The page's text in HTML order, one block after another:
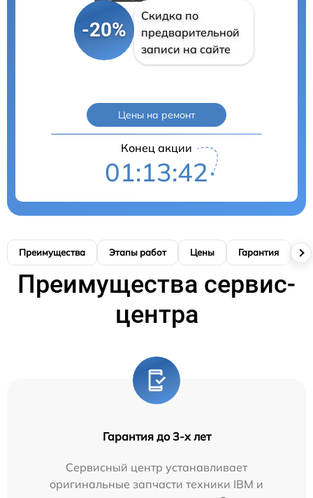
-20%
Скидка по
предварительной
записи на сайте
Цены на ремонт
Конец акции
01:13:41
Преимущества Этапы работ Цены Гарантия
Преимущества сервис-
центра
Гарантия до 3-х лет
Сервисный центр устанавливает
оригинальные запчасти техники IBM и